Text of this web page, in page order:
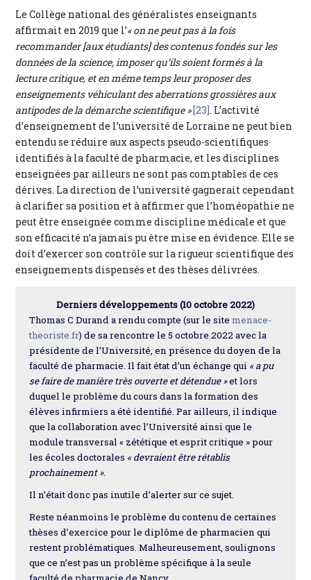
Le Collège national des généralistes enseignants
affirmait en 2019 que l’« on ne peut pas à la fois
recommander [aux étudiants] des contenus fondés sur les
données de la science, imposer qu’ils soient formés à la
lecture critique, et en même temps leur proposer des
enseignements véhiculant des aberrations grossières aux
antipodes de la démarche scientifique »[23]. L’activité
d’enseignement de l’université de Lorraine ne peut bien
entendu se réduire aux aspects pseudo-scientifiques
identifiés à la faculté de pharmacie, et les disciplines
enseignées par ailleurs ne sont pas comptables de ces
dérives. La direction de l’université gagnerait cependant
à clarifier sa position et à affirmer que l’homéopathie ne
peut être enseignée comme discipline médicale et que
son efficacité n’a jamais pu être mise en évidence. Elle se
doit d’exercer son contrôle sur la rigueur scientifique des
enseignements dispensés et des thèses délivrées.
Derniers développements (10 octobre 2022)
Thomas C Durand a rendu compte (sur le sitemenace-
theoriste.fr) de sa rencontre le 5 octobre 2022 avec la
présidente de l’Université, en présence du doyen de la
faculté de pharmacie. Il fait état d’un échange qui « a pu
se faire de manière très ouverte et détendue »et lors
duquel le problème du cours dans la formation des
élèves infirmiers a été identifié. Par ailleurs, il indique
que la collaboration avec l’Université ainsi que le
module transversal « zététique et esprit critique » pour
les écoles doctorales « devraient être rétablis
prochainement ».
Il n’était donc pas inutile d’alerter sur ce sujet.
Reste néanmoins le problème du contenu de certaines
thèses d’exercice pour le diplôme de pharmacien qui
restent problématiques. Malheureusement, soulignons
que ce n’est pas un problème spécifique à la seule